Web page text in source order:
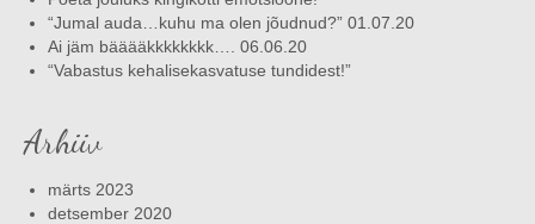
“Jumal auda…kuhu ma olen jõudnud?” 01.07.20
Ai jäm bääääkkkkkkkk…. 06.06.20
“Vabastus kehalisekasvatuse tundidest!”
Arhiiv
märts 2023
detsember 2020